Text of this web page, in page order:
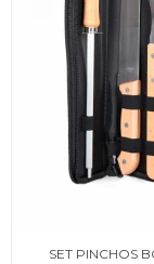
SET PINCHOS